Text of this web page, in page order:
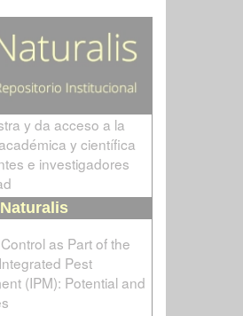
y da acceso a la
y científica
e investigadores
as Part of the
Pest
(IPM): Potential and